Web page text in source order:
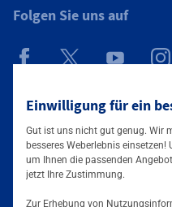
Einwilligung für ein
Gut ist uns nicht gut genug. Wir
besseres Weberlebnis einsetzen!
um Ihnen die passenden
jetzt Ihre Zustimmung.
Zur Erhebung von
Folgen Sie uns auf
Mainova App